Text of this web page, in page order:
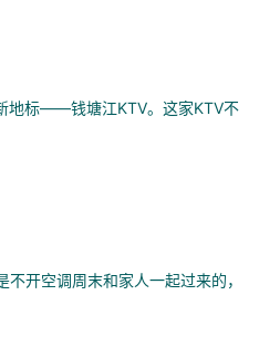
地标——钱塘江KTV。这家KTV不
开空调周末和家人一起过来的，